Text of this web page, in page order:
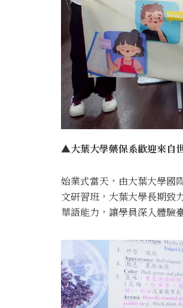
▲大葉大學藥保系歡迎來自
始業式當天，由大葉大學國
文研習班，大葉大學長期致
華語能力，讓學員深入體驗